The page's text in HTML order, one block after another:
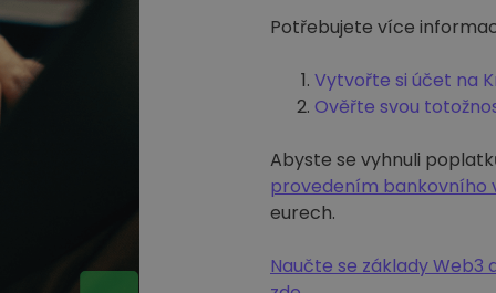
Potřebujete více
Vytvořte si účet na
Ověřte svou
Abyste se vyhnuli
provedením bankovního
eurech.
Naučte se základy